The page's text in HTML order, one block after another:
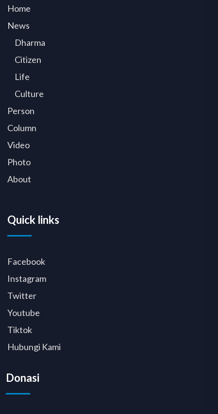
Home
News
Dharma
Citizen
Life
Culture
Person
Column
Video
Photo
About
Quick links
Facebook
Instagram
Twitter
Youtube
Tiktok
Hubungi Kami
Donasi